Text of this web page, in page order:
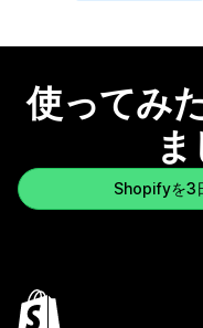
使ってみ
Shopifyを3